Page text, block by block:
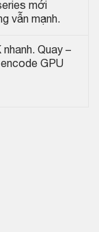
mới
vẫn mạnh.
Quay –
GPU